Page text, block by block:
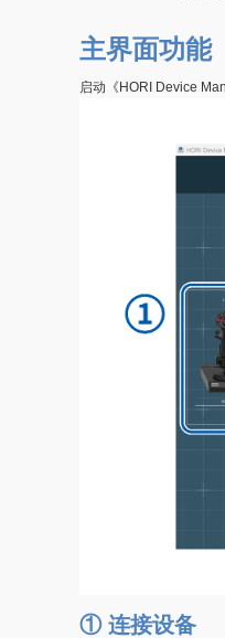
主界面功能
启动《HORI Device
① 连接设备